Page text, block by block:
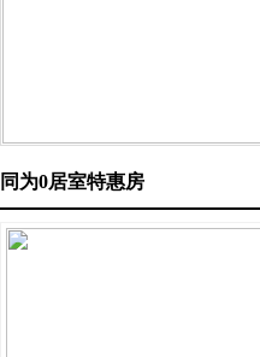
同为0居室特惠房